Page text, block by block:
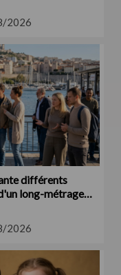
2026
différents
long-métrage
2026